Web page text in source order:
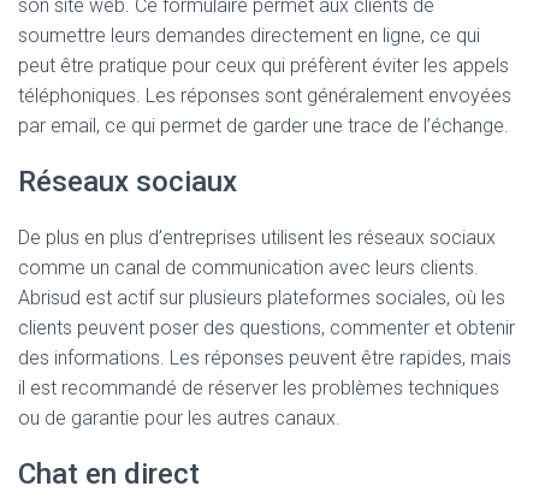
son site web. Ce formulaire permet aux clients de
soumettre leurs demandes directement en ligne, ce qui
peut être pratique pour ceux qui préfèrent éviter les appels
téléphoniques. Les réponses sont généralement envoyées
par email, ce qui permet de garder une trace de l’échange.
Réseaux sociaux
De plus en plus d’entreprises utilisent les réseaux sociaux
comme un canal de communication avec leurs clients.
Abrisud est actif sur plusieurs plateformes sociales, où les
clients peuvent poser des questions, commenter et obtenir
des informations. Les réponses peuvent être rapides, mais
il est recommandé de réserver les problèmes techniques
ou de garantie pour les autres canaux.
Chat en direct